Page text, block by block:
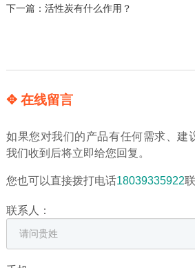
下一篇： 活性炭有什么作用？
✥ 在线留言
如果您对我们的产品有任何需求、建
我们收到后将立即给您回复。
您也可以直接拨打电话18039335922
联系人：